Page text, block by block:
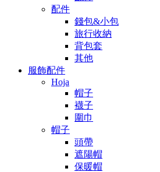
配件
錢包&小包
旅行收納
背包套
其他
服飾配件
Hoja
帽子
襪子
圍巾
帽子
頭帶
遮陽帽
保暖帽